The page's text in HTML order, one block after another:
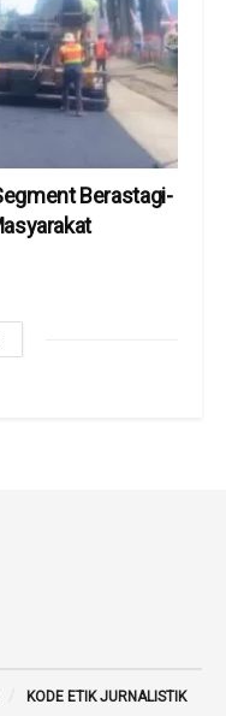
Berastagi-
KODE ETIK JURNALISTIK